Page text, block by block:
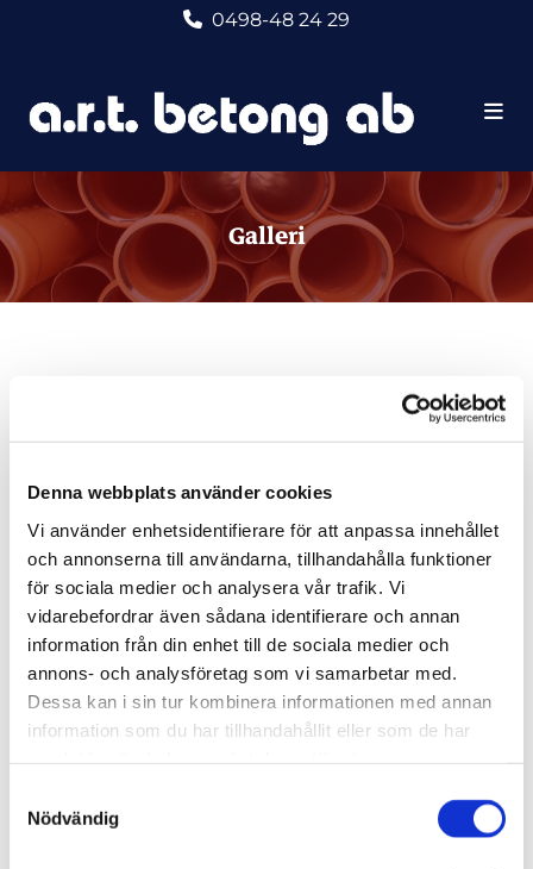
Denna webbplats använder cookies
Vi använder enhetsidentifierare för att anpassa innehållet
och annonserna till användarna, tillhandahålla funktioner
för sociala medier och analysera vår trafik. Vi
vidarebefordrar även sådana identifierare och annan
information från din enhet till de sociala medier och
annons- och analysföretag som vi samarbetar med.
Dessa kan i sin tur kombinera informationen med annan
information som du har tillhandahållit eller som de har
Nödvändig
 0498-48 24 29
Galleri